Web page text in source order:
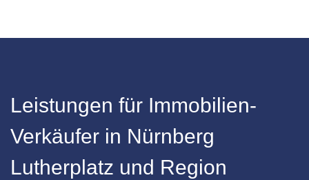
Leistungen für Immobilien-
Verkäufer in Nürnberg
Lutherplatz und Region